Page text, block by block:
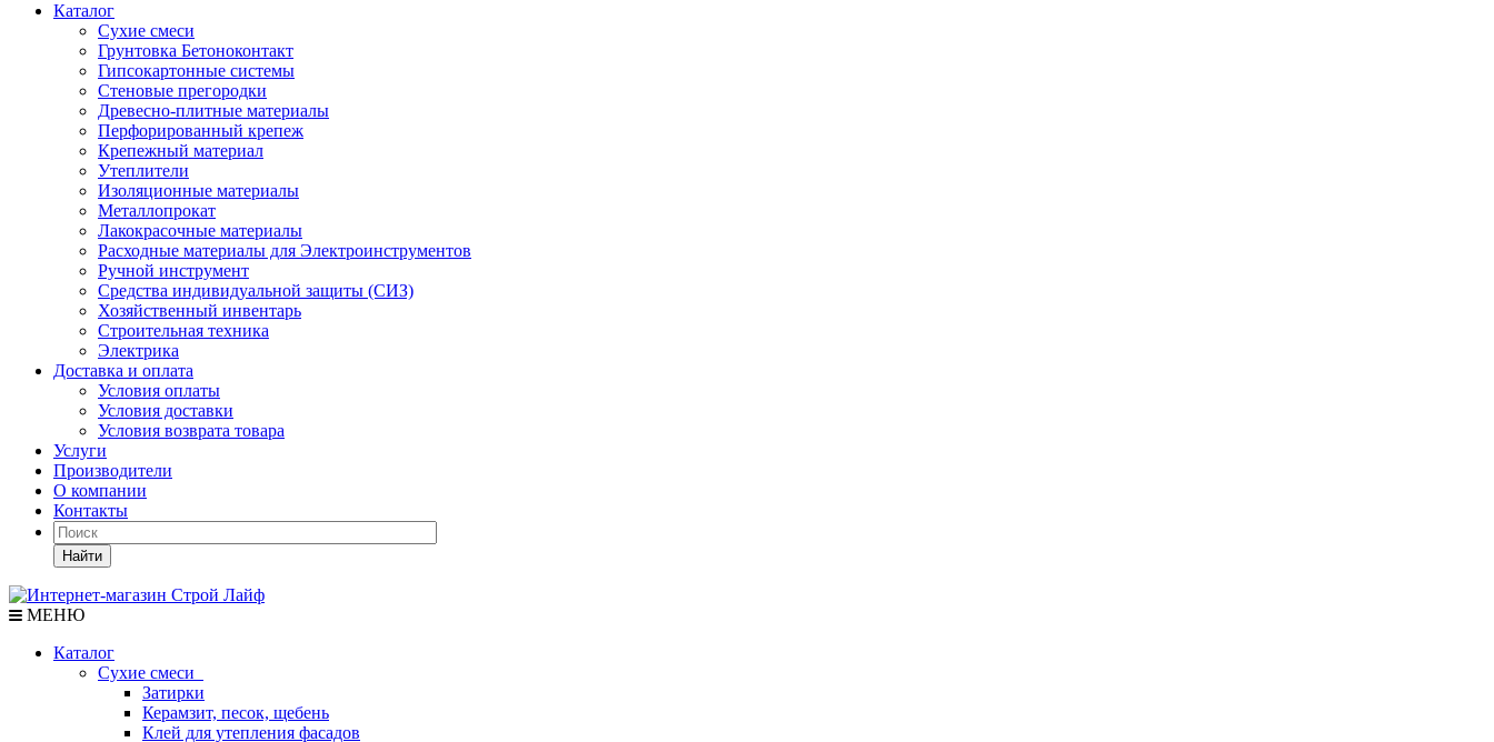
Каталог
Сухие смеси
Грунтовка Бетоноконтакт
Гипсокартонные системы
Стеновые прегородки
Древесно-плитные материалы
Перфорированный крепеж
Крепежный материал
Утеплители
Изоляционные материалы
Металлопрокат
Лакокрасочные материалы
Расходные материалы для Электроинструментов
Ручной инструмент
Средства индивидуальной защиты (СИЗ)
Хозяйственный инвентарь
Строительная техника
Электрика
Доставка и оплата
Условия оплаты
Условия доставки
Условия возврата товара
Услуги
Производители
О компании
Контакты
Найти
МЕНЮ
Каталог
Сухие смеси
Затирки
Керамзит, песок, щебень
Клей для утепления фасадов